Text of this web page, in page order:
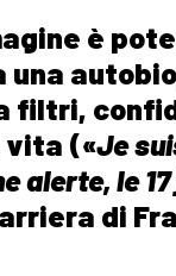
è
una
filtri,
vita («Je
alerte, le
di